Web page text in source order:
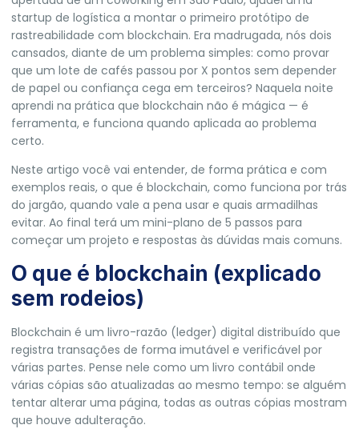
startup de logística a montar o primeiro protótipo de
rastreabilidade com blockchain. Era madrugada, nós dois
cansados, diante de um problema simples: como provar
que um lote de cafés passou por X pontos sem depender
de papel ou confiança cega em terceiros? Naquela noite
aprendi na prática que blockchain não é mágica — é
ferramenta, e funciona quando aplicada ao problema
certo.
Neste artigo você vai entender, de forma prática e com
exemplos reais, o que é blockchain, como funciona por trás
do jargão, quando vale a pena usar e quais armadilhas
evitar. Ao final terá um mini-plano de 5 passos para
começar um projeto e respostas às dúvidas mais comuns.
O que é blockchain (explicado
sem rodeios)
Blockchain é um livro-razão (ledger) digital distribuído que
registra transações de forma imutável e verificável por
várias partes. Pense nele como um livro contábil onde
várias cópias são atualizadas ao mesmo tempo: se alguém
tentar alterar uma página, todas as outras cópias mostram
que houve adulteração.